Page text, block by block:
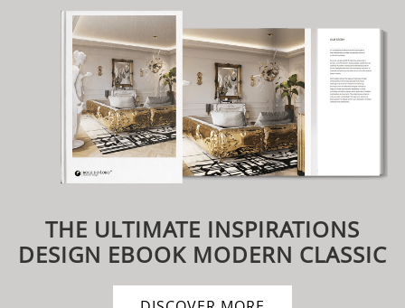
THE ULTIMATE INSPIRATIONS
DESIGN EBOOK MODERN CLASSIC